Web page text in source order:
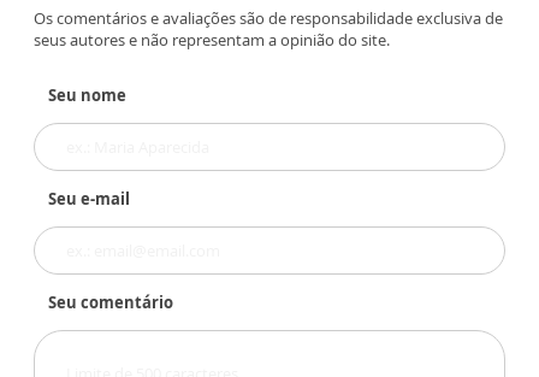
Os comentários e avaliações são de responsabilidade exclusiva de
seus autores e não representam a opinião do site.
Seu nome
Seu e-mail
Seu comentário